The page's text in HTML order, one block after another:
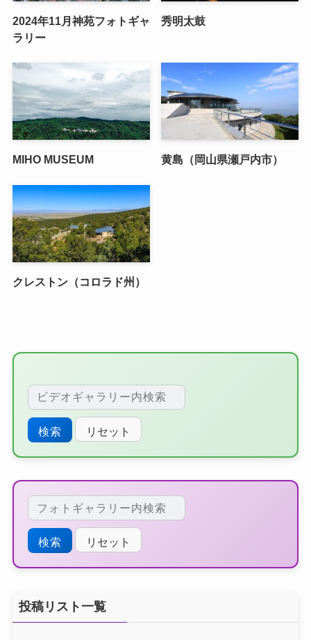
2024年11月神苑フォトギャ
ラリー
秀明太鼓
MIHO MUSEUM 黄島（岡山県瀬戸内市）
クレストン（コロラド州）
リセット
リセット
投稿リスト一覧